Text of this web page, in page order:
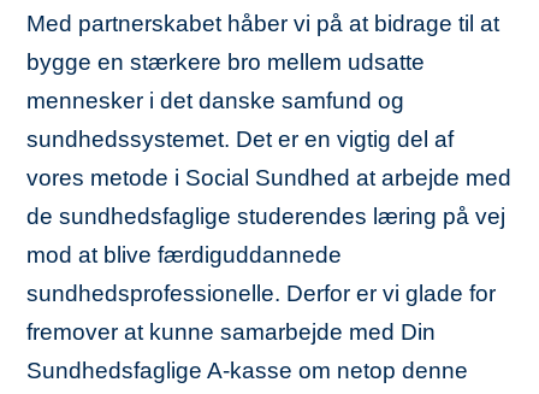
Med partnerskabet håber vi på at bidrage til at
bygge en stærkere bro mellem udsatte
mennesker i det danske samfund og
sundhedssystemet. Det er en vigtig del af
vores metode i Social Sundhed at arbejde med
de sundhedsfaglige studerendes læring på vej
mod at blive færdiguddannede
sundhedsprofessionelle. Derfor er vi glade for
fremover at kunne samarbejde med Din
Sundhedsfaglige A-kasse om netop denne